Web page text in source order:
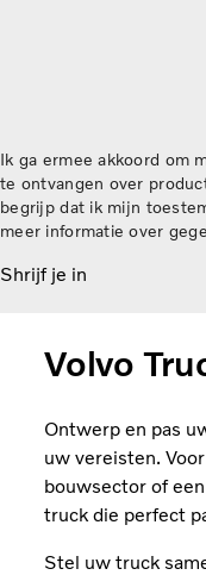
Ik ga ermee akkoord om
te ontvangen over
begrijp dat ik mijn
meer informatie over
Shrijf je in
Volvo
Ontwerp en pas
uw vereisten.
bouwsector of
truck die perfect
Stel uw truck